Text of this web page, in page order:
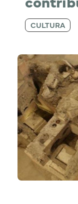
per la
CULTURA